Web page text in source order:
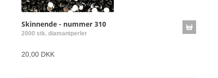
Skinnende - nummer 310
2000 stk. diamantperler
20,00 DKK